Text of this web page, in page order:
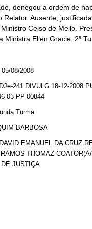
denegou a ordem de
Relator. Ausente,
Celso de Mello.
Ministra Ellen Gracie. 2ª
05/08/2008
DJe-241 DIVULG 18-12-2008
03 PP-00844
Turma
BARBOSA
EMANUEL DA CRUZ
THOMAZ
JUSTIÇA